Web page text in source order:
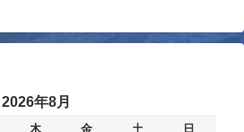
2026年8月
木 金 土
日